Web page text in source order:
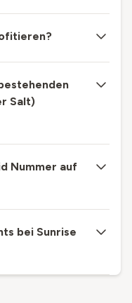
Salt)
Nummer auf
bei Sunrise